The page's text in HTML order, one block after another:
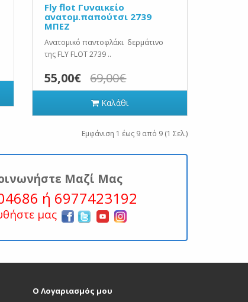
Fly flot Γυναικείο
ανατομ.παπούτσι 2739
ΜΠΕΖ
Ανατομικό παντοφλάκι δερμάτινο
της FLY FLOT 2739 ..
55,00€ 69,00€
Καλάθι
Εμφάνιση 1 έως 9 από 9 (1 Σελ.)
Μαζί Μας
ή 6977423192
μας
Ο Λογαριασμός μου